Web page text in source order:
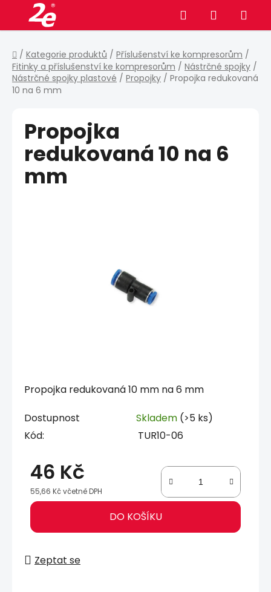
obsah
Hledat NÁKUPNÍ
KOŠÍK
Domů
/ Kategorie produktů / Příslušenství ke kompresorům /
Fitinky a příslušenství ke kompresorům / Nástrčné spojky /
Nástrčné spojky plastové / Propojky / Propojka redukovaná
10 na 6 mm
Propojka redukovaná 10 mm na 6 mm
Dostupnost Skladem (>5 ks)
Kód:
TUR10-06
46 Kč
55,66 Kč včetně DPH
Měrná cena: DO KOŠÍKU
Zeptat se
Propojka
redukovaná 10 na 6
mm